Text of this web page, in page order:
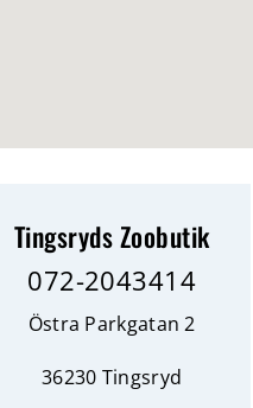
Tingsryds Zoobutik
072-2043414
Östra Parkgatan 2
36230 Tingsryd